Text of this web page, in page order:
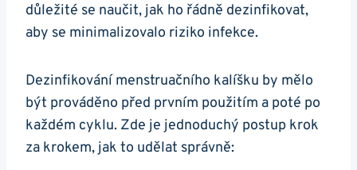
důležité se naučit, jak ho řádně dezinfikovat,
aby se minimalizovalo riziko infekce.
Dezinfikování menstruačního kalíšku by mělo
být prováděno před prvním použitím a poté po
každém cyklu. Zde je jednoduchý postup krok
za krokem, jak to udělat správně: